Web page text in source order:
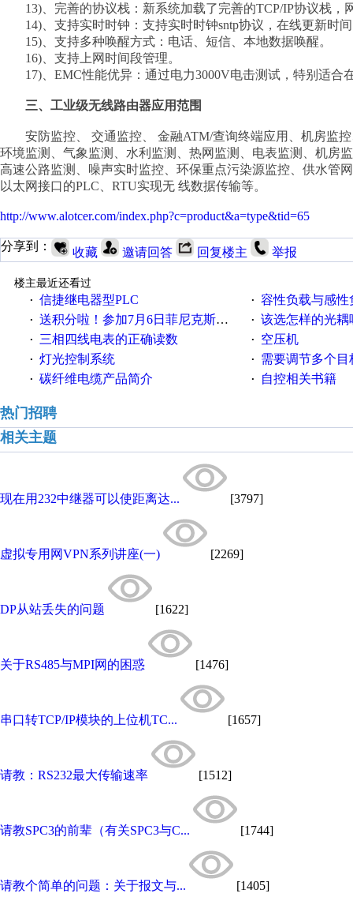
13)、完善的协议栈：新系统加载了完善的TCP/IP协议栈，
14)、支持实时时钟：支持实时时钟sntp协议，在线更新时
15)、支持多种唤醒方式：电话、短信、本地数据唤醒。
16)、支持上网时间段管理。
17)、EMC性能优异：通过电力3000V电击测试，特别适合
三、工业级无线路由器应用范围
安防监控、 交通监控、 金融ATM/查询终端应用、机房监控
环境监测、气象监测、水利监测、热网监测、电表监测、机房
高速公路监测、噪声实时监控、环保重点污染源监控、供水管
以太网接口的PLC、RTU实现无 线数据传输等。
http://www.alotcer.com/index.php?c=product&a=type&tid=65
分享到： 收藏 邀请回答 回复楼主 举报
楼主最近还看过
· 信捷继电器型PLC · 容性负载与感性负
· 送积分啦！参加7月6日菲尼克斯在线研讨会即得 · 该选怎样的光耦
· 三相四线电表的正确读数 · 空压机
· 灯光控制系统 · 需要调节多个目标
· 碳纤维电缆产品简介 · 自控相关书籍
热门招聘
相关主题
现在用232中继器可以使距离达... [3797]
虚拟专用网VPN系列讲座(一) [2269]
DP从站丢失的问题 [1622]
关于RS485与MPI网的困惑 [1476]
串口转TCP/IP模块的上位机TC... [1657]
请教：RS232最大传输速率 [1512]
请教SPC3的前辈（有关SPC3与C... [1744]
请教个简单的问题：关于报文与... [1405]